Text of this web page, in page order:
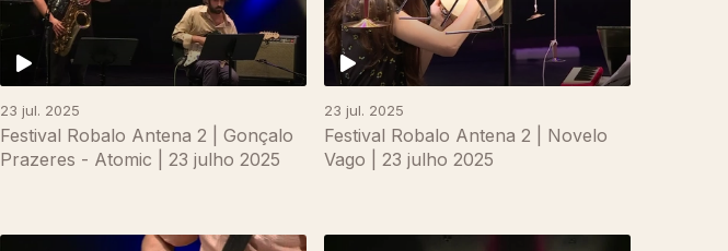
23 jul. 2025
Festival Robalo Antena 2 | Gonçalo
Prazeres - Atomic | 23 julho 2025
23 jul. 2025
Festival Robalo Antena 2 | Novelo
Vago | 23 julho 2025